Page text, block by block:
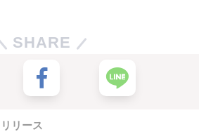
SHARE
リース